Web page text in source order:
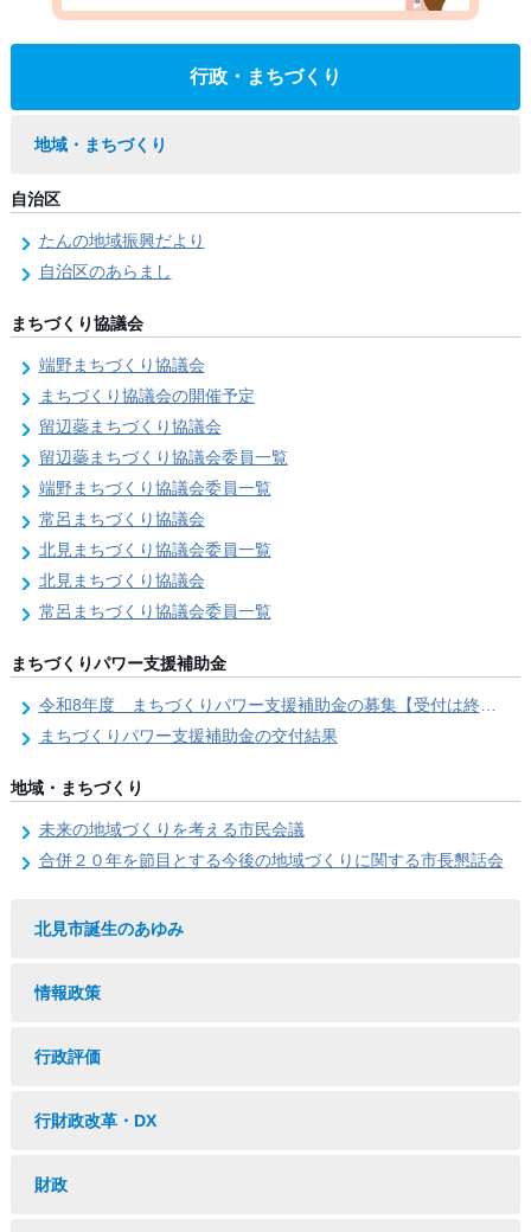
行政・まちづくり
地域・まちづくり
自治区
たんの地域振興だより
自治区のあらまし
まちづくり協議会
端野まちづくり協議会
まちづくり協議会の開催予定
留辺蘂まちづくり協議会
留辺蘂まちづくり協議会委員一覧
端野まちづくり協議会委員一覧
常呂まちづくり協議会
北見まちづくり協議会委員一覧
北見まちづくり協議会
常呂まちづくり協議会委員一覧
まちづくりパワー支援補助金
令和8年度 まちづくりパワー支援補助金の募集【受付は終了しました。】
まちづくりパワー支援補助金の交付結果
地域・まちづくり
未来の地域づくりを考える市民会議
合併２０年を節目とする今後の地域づくりに関する市長懇話会
北見市誕生のあゆみ
情報政策
行政評価
行財政改革・DX
財政